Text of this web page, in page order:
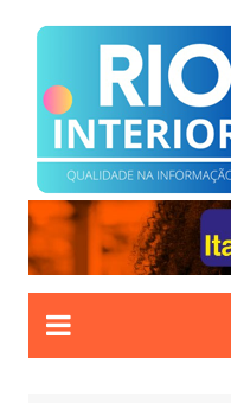
para
conteúdo